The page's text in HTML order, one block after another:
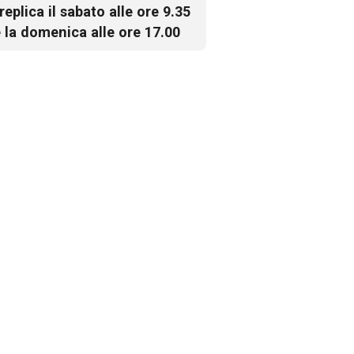
il sabato alle ore 9.35
la domenica alle ore 17.00